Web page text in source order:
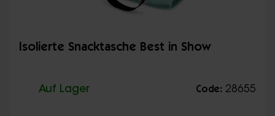
Isolierte Snacktasche Best in Show
Auf Lager Code: 28655